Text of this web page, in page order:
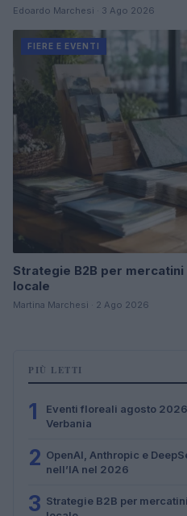
Edoardo Marchesi · 3 Ago 2026
FIERE E EVENTI
Strategie B2B per
locale
Martina Marchesi · 2 Ago 2026
PIÙ LETTI
1
Eventi floreali agosto
Verbania
2 OpenAI, Anthropic e
nell’IA nel 2026
3 Strategie B2B per